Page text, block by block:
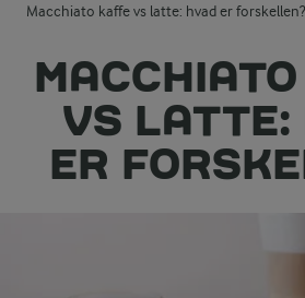
Macchiato kaffe vs latte: hvad er forskellen?
VS LATTE:
ER